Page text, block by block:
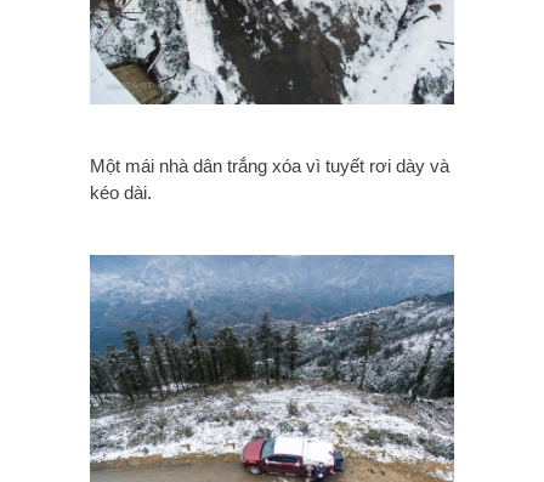
Một mái nhà dân trắng xóa vì tuyết rơi dày và
kéo dài.